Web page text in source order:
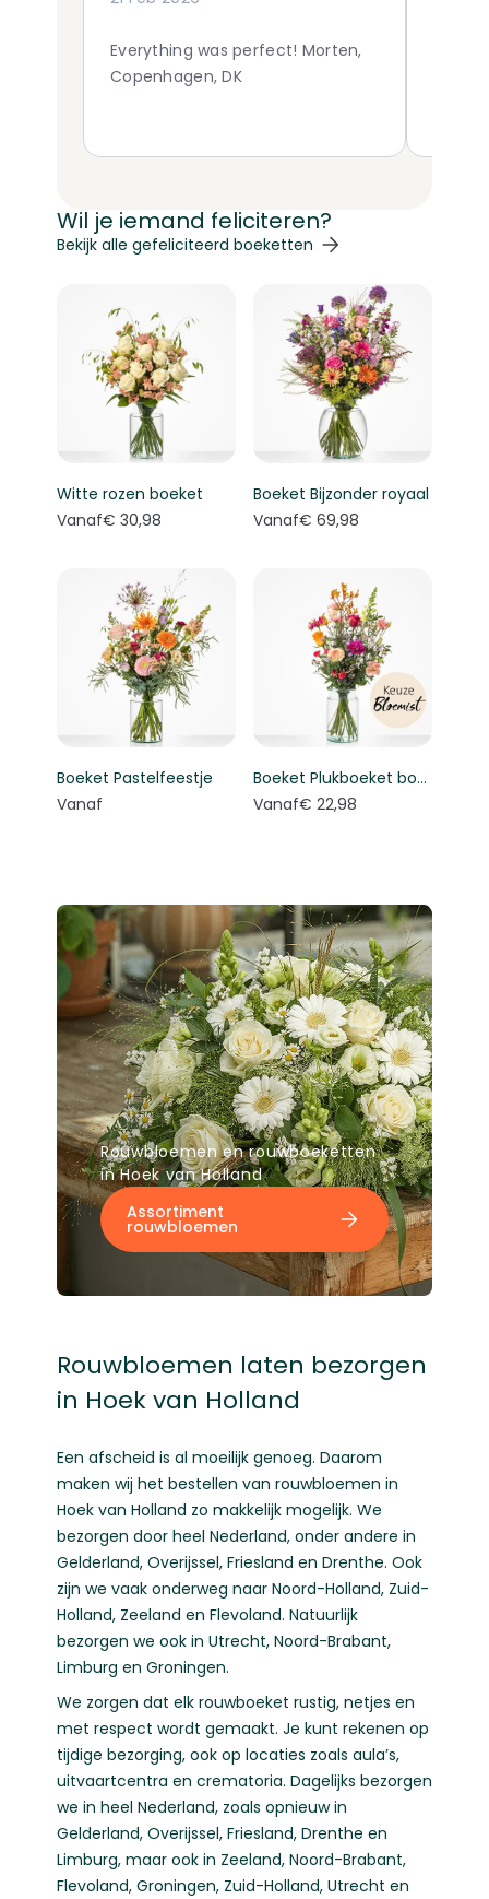
Everything was perfect! Morten,
Copenhagen, DK
Wil je iemand feliciteren?
Navigeren door de elementen van de carrousel is
Druk om carrousel over te slaan
Bekijk alle gefeliciteerd boeketten
Witte rozen boeket
Vanaf€ 30,98
Boeket Bijzonder royaal
Vanaf€ 69,98
Boeket Pastelfeestje
Vanaf
Boeket Plukboeket bont - Keuze bloemist
Vanaf€ 22,98
Rouwbloemen en rouwboeketten
in Hoek van Holland
Assortiment
rouwbloemen
Rouwbloemen laten bezorgen
in Hoek van Holland
Een afscheid is al moeilijk genoeg. Daarom
maken wij het bestellen van rouwbloemen in
Hoek van Holland zo makkelijk mogelijk. We
bezorgen door heel Nederland, onder andere in
Gelderland, Overijssel, Friesland en Drenthe. Ook
zijn we vaak onderweg naar Noord-Holland, Zuid-
Holland, Zeeland en Flevoland. Natuurlijk
bezorgen we ook in Utrecht, Noord-Brabant,
Limburg en Groningen.
We zorgen dat elk rouwboeket rustig, netjes en
met respect wordt gemaakt. Je kunt rekenen op
tijdige bezorging, ook op locaties zoals aula’s,
uitvaartcentra en crematoria. Dagelijks bezorgen
we in heel Nederland, zoals opnieuw in
Gelderland, Overijssel, Friesland, Drenthe en
Limburg, maar ook in Zeeland, Noord-Brabant,
Flevoland, Groningen, Zuid-Holland, Utrecht en